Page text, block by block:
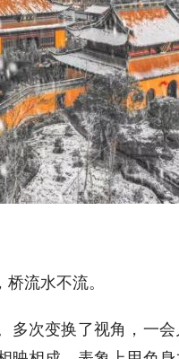
流水不流。
多次变换了视角，一